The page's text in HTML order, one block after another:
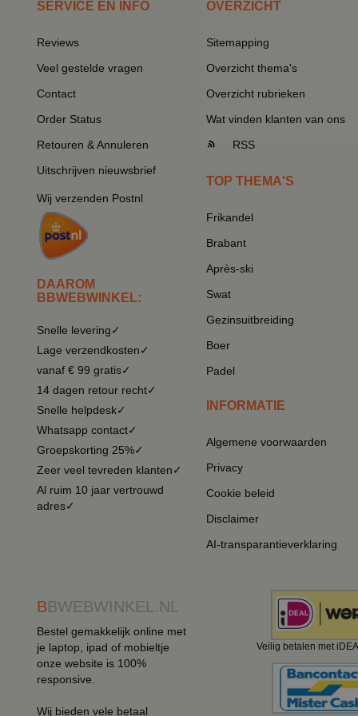
SERVICE EN INFO
Reviews
Veel gestelde vragen
Contact
Order Status
Retouren & Annuleren
Uitschrijven nieuwsbrief
Wij verzenden Postnl
DAAROM
BBWEBWINKEL:
Snelle levering✓
Lage verzendkosten✓
vanaf € 99 gratis✓
14 dagen retour recht✓
Snelle helpdesk✓
Whatsapp contact✓
Groepskorting 25%✓
Zeer veel tevreden klanten✓
Al ruim 10 jaar vertrouwd
adres✓
OVERZICHT
Sitemapping
Overzicht thema's
Overzicht rubrieken
Wat vinden klanten van ons
RSS
TOP THEMA'S
Frikandel
Brabant
Après-ski
Swat
Gezinsuitbreiding
Boer
Padel
INFORMATIE
Algemene voorwaarden
Privacy
Cookie beleid
Disclaimer
AI-transparantieverklaring
BBWEBWINKEL.NL
Bestel gemakkelijk online met
je laptop, ipad of mobieltje
onze website is 100%
responsive.
Wij bieden vele betaal
Veilig betalen met